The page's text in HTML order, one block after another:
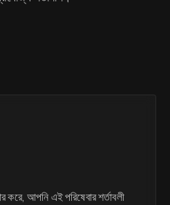
করে, আপনি এই পরিষেবার শর্তাবলী